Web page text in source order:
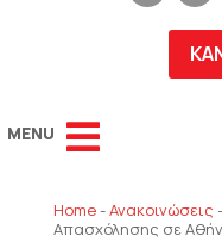
Home-Ανακοινώσεις -
Απασχόλησης σε